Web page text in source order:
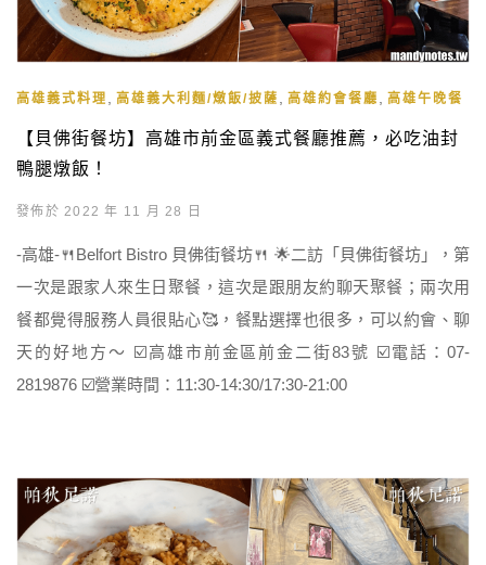
高雄義式料理 高雄義大利麵/燉飯/披薩 高雄約會餐廳 高雄午晚餐
【貝佛街餐坊】高雄市前金區義式餐廳推薦，必吃油封
鴨腿燉飯！
發佈於 2022 年 11 月 28 日
-高雄-🍴Belfort Bistro 貝佛街餐坊🍴 🌟二訪「貝佛街餐坊」，第
一次是跟家人來生日聚餐，這次是跟朋友約聊天聚餐；兩次用
餐都覺得服務人員很貼心🥰，餐點選擇也很多，可以約會、聊
天的好地方～ ☑️高雄市前金區前金二街83號 ☑️電話：07-
2819876 ☑️營業時間：11:30-14:30/17:30-21:00